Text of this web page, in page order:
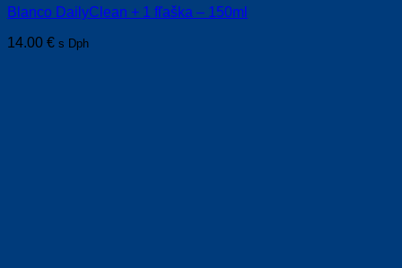
Blanco DailyClean + 1 fľaška – 150ml
14.00 € s Dph